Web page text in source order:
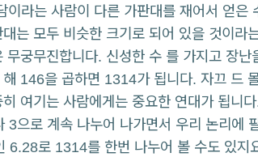
라는 사람이 다른 가판대를 재어서 얻은
는 모두 비슷한 크기로 되어 있을 것이라
궁무진합니다. 신성한 수 를 가지고 장난
146을 곱하면 1314가 됩니다. 자끄 드
여기는 사람에게는 중요한 연대가 됩니다
으로 계속 나누어 나가면서 우리 논리에
6.28로 1314를 한번 나누어 볼 수도 있지